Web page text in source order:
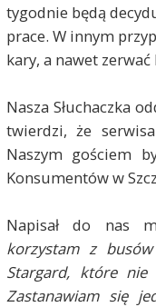
tygodnie będą
prace. W innym
kary, a nawet
Nasza Słuchaczka
twierdzi, że
Naszym gościem
Konsumentóww
Napisał do nas
korzystam z
Stargard, które nie
Zastanawiam się